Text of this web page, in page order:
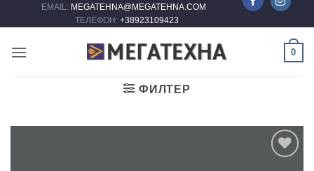
EMAIL: MEGATEHNA@MEGATEHNA.COM
ТЕЛЕФОН: +38923109423
0
ФИЛТЕР